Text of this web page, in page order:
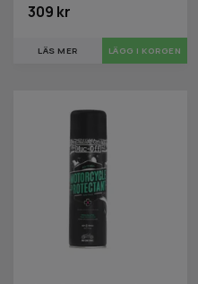
309 kr
LÄS MER